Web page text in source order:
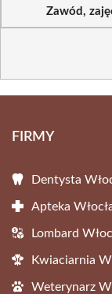
Zawód,
FIRMY
Dentysta
Apteka
Lombard
Kwiaciarnia
Weterynarz